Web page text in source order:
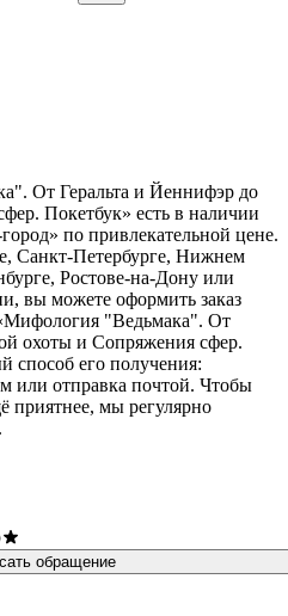
От Геральта и Йеннифэр до
Покетбук» есть в наличии
по привлекательной цене.
Санкт-Петербурге, Нижнем
Ростове-на-Дону или
вы можете оформить заказ
"Ведьмака". От
охоты и Сопряжения сфер.
способ его получения:
или отправка почтой. Чтобы
приятнее, мы регулярно
обращение